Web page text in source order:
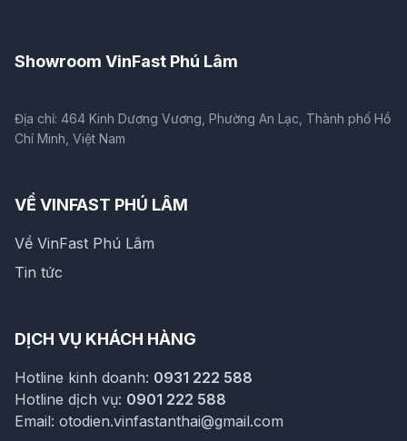
Showroom VinFast Phú Lâm
Địa chỉ: 464 Kinh Dương Vương, Phường An Lạc, Thành phố Hồ
Chí Minh, Việt Nam
VỀ VINFAST PHÚ LÂM
Về VinFast Phú Lâm
Tin tức
DỊCH VỤ KHÁCH HÀNG
Hotline kinh doanh: 0931 222 588
Hotline dịch vụ: 0901 222 588
Email: otodien.vinfastanthai@gmail.com